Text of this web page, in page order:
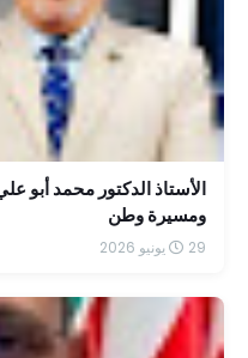
ومسيرة وطن
29 يونيو 2026